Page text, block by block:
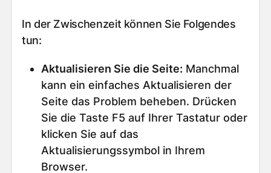
In der Zwischenzeit können Sie Folgendes
tun:
Aktualisieren Sie die Seite: Manchmal
kann ein einfaches Aktualisieren der
Seite das Problem beheben. Drücken
Sie die Taste F5 auf Ihrer Tastatur oder
klicken Sie auf das
Aktualisierungssymbol in Ihrem
Browser.